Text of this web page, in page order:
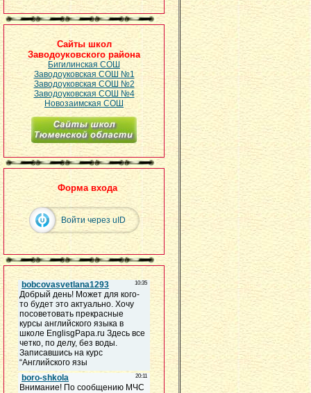
Сайты школ
Заводоуковского района
Бигилинская СОШ
Заводоуковская СОШ №1
Заводоуковская СОШ №2
Заводоуковская СОШ №4
Новозаимская СОШ
Форма входа
Войти через uID